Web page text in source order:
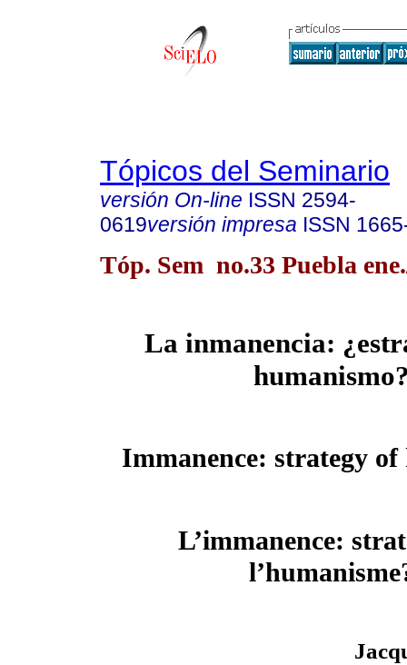
Tópicos del Seminario
versión On-line ISSN 2594-
0619versión impresa ISSN
Tóp. Sem no.33 Puebla
La inmanencia:
Immanence: strategy
L’immanence: